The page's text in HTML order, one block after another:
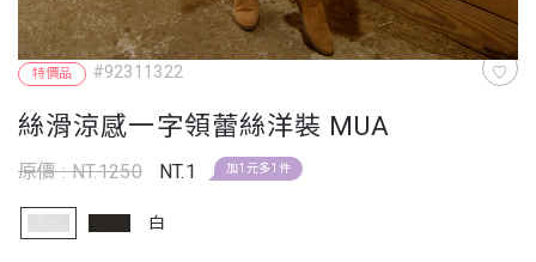
特價品 #92311322
絲滑涼感一字領蕾絲洋裝 MUA
原價 : NT.1250 NT.1 加1元多1件
白